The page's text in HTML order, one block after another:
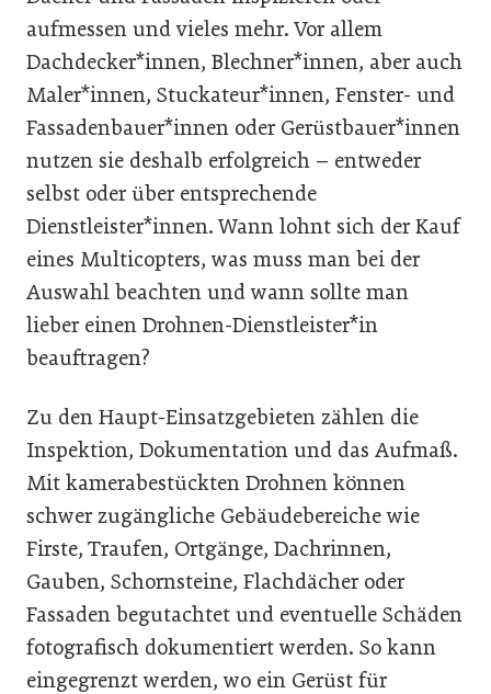
aufmessen und vieles mehr. Vor allem
Dachdecker*innen, Blechner*innen, aber auch
Maler*innen, Stuckateur*innen, Fenster- und
Fassadenbauer*innen oder Gerüstbauer*innen
nutzen sie deshalb erfolgreich – entweder
selbst oder über entsprechende
Dienstleister*innen. Wann lohnt sich der Kauf
eines Multicopters, was muss man bei der
Auswahl beachten und wann sollte man
lieber einen Drohnen-Dienstleister*in
beauftragen?
Zu den Haupt-Einsatzgebieten zählen die
Inspektion, Dokumentation und das Aufmaß.
Mit kamerabestückten Drohnen können
schwer zugängliche Gebäudebereiche wie
Firste, Traufen, Ortgänge, Dachrinnen,
Gauben, Schornsteine, Flachdächer oder
Fassaden begutachtet und eventuelle Schäden
fotografisch dokumentiert werden. So kann
eingegrenzt werden, wo ein Gerüst für